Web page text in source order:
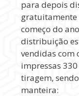
para depois
gratuitamente
começo do
distribuição
vendidas com
impressas
tiragem,
manteira: